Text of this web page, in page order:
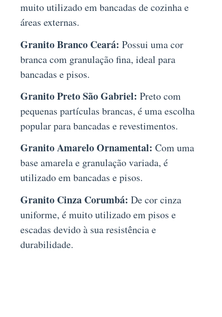
muito utilizado em bancadas de cozinha e
áreas externas.
Granito Branco Ceará: Possui uma cor
branca com granulação fina, ideal para
bancadas e pisos.
Granito Preto São Gabriel: Preto com
pequenas partículas brancas, é uma escolha
popular para bancadas e revestimentos.
Granito Amarelo Ornamental: Com uma
base amarela e granulação variada, é
utilizado em bancadas e pisos.
Granito Cinza Corumbá: De cor cinza
uniforme, é muito utilizado em pisos e
escadas devido à sua resistência e
durabilidade.